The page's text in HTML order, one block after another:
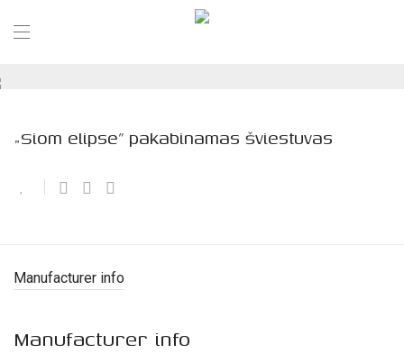
„Siom elipse” pakabinamas šviestuvas
Manufacturer info
Manufacturer info